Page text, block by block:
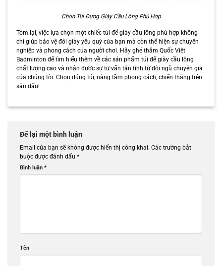
Chọn Túi Đựng Giày Cầu Lông Phù Hợp
Tóm lại, việc lựa chọn một chiếc túi để giày cầu lông phù hợp không
chỉ giúp bảo vệ đôi giày yêu quý của bạn mà còn thể hiện sự chuyên
nghiệp và phong cách của người chơi. Hãy ghé thăm Quốc Việt
Badminton để tìm hiểu thêm về các sản phẩm túi để giày cầu lông
chất lượng cao và nhận được sự tư vấn tận tình từ đội ngũ chuyên gia
của chúng tôi. Chọn đúng túi, nâng tầm phong cách, chiến thắng trên
sân đấu!
Để lại một bình luận
Email của bạn sẽ không được hiển thị công khai. Các trường bắt
buộc được đánh dấu *
Bình luận *
Tên